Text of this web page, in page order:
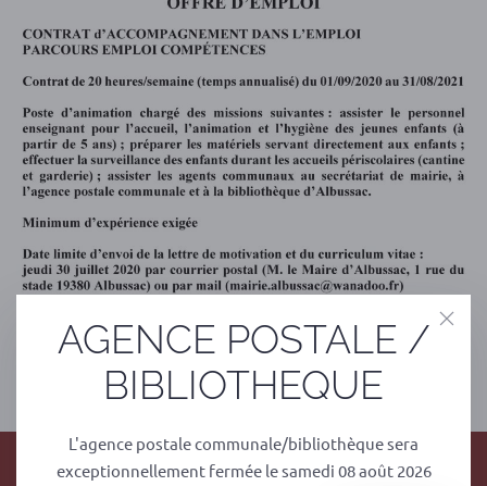
AGENCE POSTALE /
BIBLIOTHEQUE
L'agence postale communale/bibliothèque sera
exceptionnellement fermée le samedi 08 août 2026